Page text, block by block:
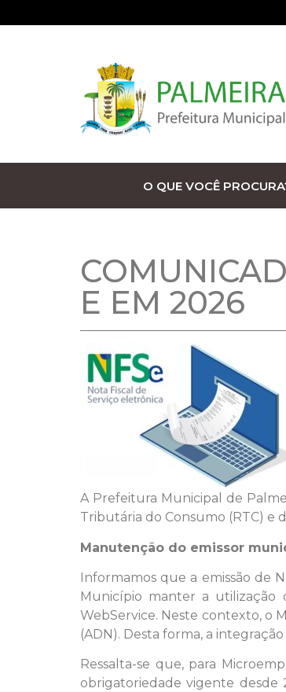
O QUE VOCÊ
E EM 2026
A Prefeitura Municipal de
Tributária do Consumo (RTC) e
Manutenção do emissor
Informamos que a emissão de
Município manter a utilização
WebService. Neste contexto, o
(ADN). Desta forma, a
Ressalta-se que, para
obrigatoriedade vigente desde